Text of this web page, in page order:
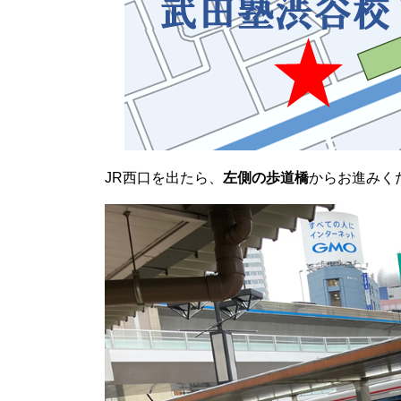
JR西口を出たら、 左側の歩道橋からお進みく